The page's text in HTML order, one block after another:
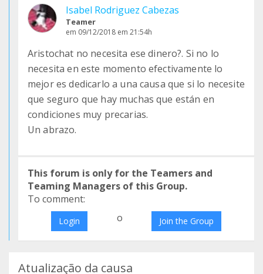
Isabel Rodriguez Cabezas
Teamer
em 09/12/2018 em 21:54h
Aristochat no necesita ese dinero?. Si no lo
necesita en este momento efectivamente lo
mejor es dedicarlo a una causa que si lo necesite
que seguro que hay muchas que están en
condiciones muy precarias.
Un abrazo.
This forum is only for the Teamers and
Teaming Managers of this Group.
To comment:
Login o Join the Group
Atualização da causa